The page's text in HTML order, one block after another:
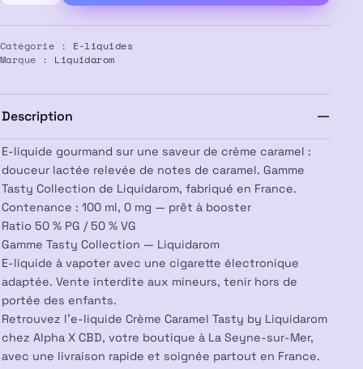
E-
liquide
Crème
Caramel
ml
–
by
Liquidarom
Catégorie : E-liquides
Marque : Liquidarom
Description
E-liquide gourmand sur une saveur de crème caramel :
douceur lactée relevée de notes de caramel. Gamme
Tasty Collection de Liquidarom, fabriqué en France.
Contenance : 100 ml, 0 mg — prêt à booster
Ratio 50 % PG / 50 % VG
Gamme Tasty Collection — Liquidarom
E-liquide à vapoter avec une cigarette électronique
adaptée. Vente interdite aux mineurs, tenir hors de
portée des enfants.
Retrouvez l’e-liquide Crème Caramel Tasty by Liquidarom
chez Alpha X CBD, votre boutique à La Seyne-sur-Mer,
avec une livraison rapide et soignée partout en France.